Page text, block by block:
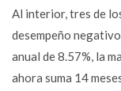
Al interior, tres de
desempeño
anual de 8.57%, la
ahora suma 14